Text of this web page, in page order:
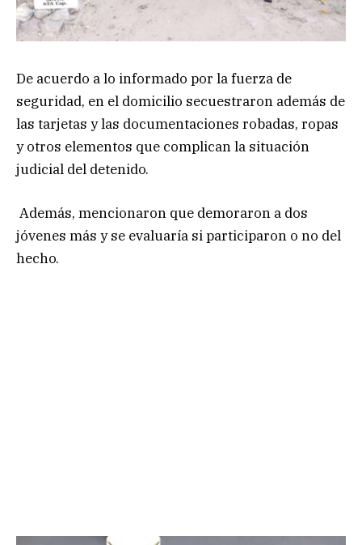
De acuerdo a lo informado por la fuerza de
seguridad, en el domicilio secuestraron además de
las tarjetas y las documentaciones robadas, ropas
y otros elementos que complican la situación
judicial del detenido.
Además, mencionaron que demoraron a dos
jóvenes más y se evaluaría si participaron o no del
hecho.